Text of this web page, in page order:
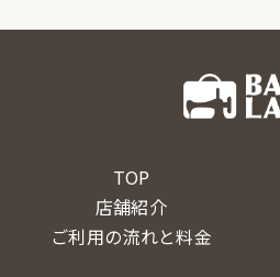
TOP
店舗紹介
ご利用の流れと料金